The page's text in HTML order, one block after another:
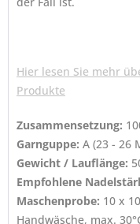
Hier lesen Sie mehr
Produkte
Zusammensetzung:
Garnguppe: A (23 - 26
Gewicht / Lauflänge:
Empfohlene
Maschenprobe: 10 x
Handwäsche, max.